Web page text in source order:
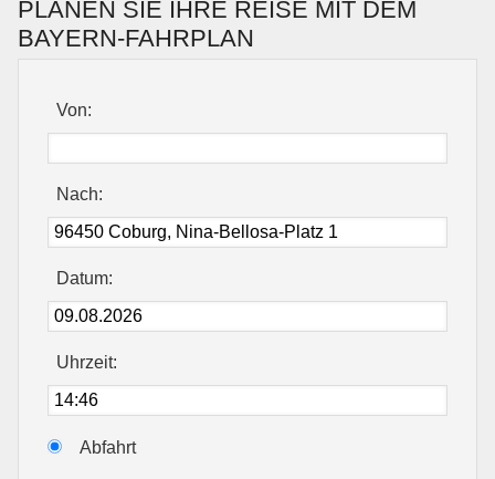
PLANEN SIE IHRE REISE MIT DEM
BAYERN-FAHRPLAN
Von:
Nach:
Datum:
Uhrzeit:
Abfahrt